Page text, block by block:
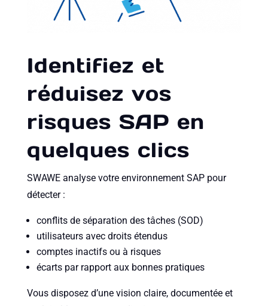
Identifiez et
réduisez vos
risques SAP en
quelques clics
SWAWE analyse votre environnement SAP pour
détecter :
conflits de séparation des tâches (SOD)
utilisateurs avec droits étendus
comptes inactifs ou à risques
écarts par rapport aux bonnes pratiques
Vous disposez d’une vision claire, documentée et